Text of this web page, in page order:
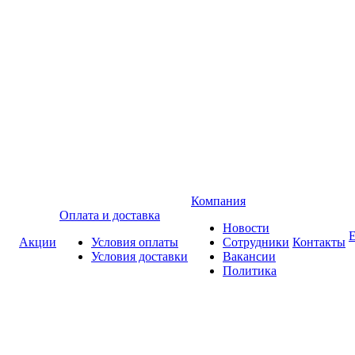
Акции
Оплата и доставка
Условия оплаты
Условия доставки
Компания
Новости
Сотрудники
Вакансии
Политика
Контакты